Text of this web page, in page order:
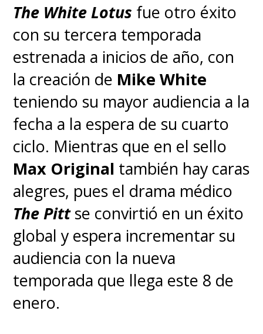
The White Lotus fue otro éxito
con su tercera temporada
estrenada a inicios de año, con
la creación de Mike White
teniendo su mayor audiencia a la
fecha a la espera de su cuarto
ciclo. Mientras que en el sello
Max Original también hay caras
alegres, pues el drama médico
The Pittse convirtió en un éxito
global y espera incrementar su
audiencia con la nueva
temporada que llega este 8 de
enero.